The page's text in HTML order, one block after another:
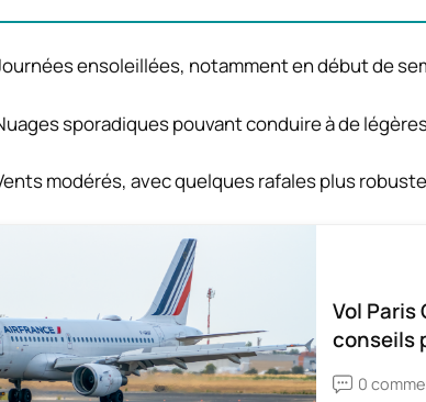
ensoleillées, notamment en début de
sporadiques pouvant conduire à de
modérés, avec quelques rafales plus
Vol Paris
conseils
0